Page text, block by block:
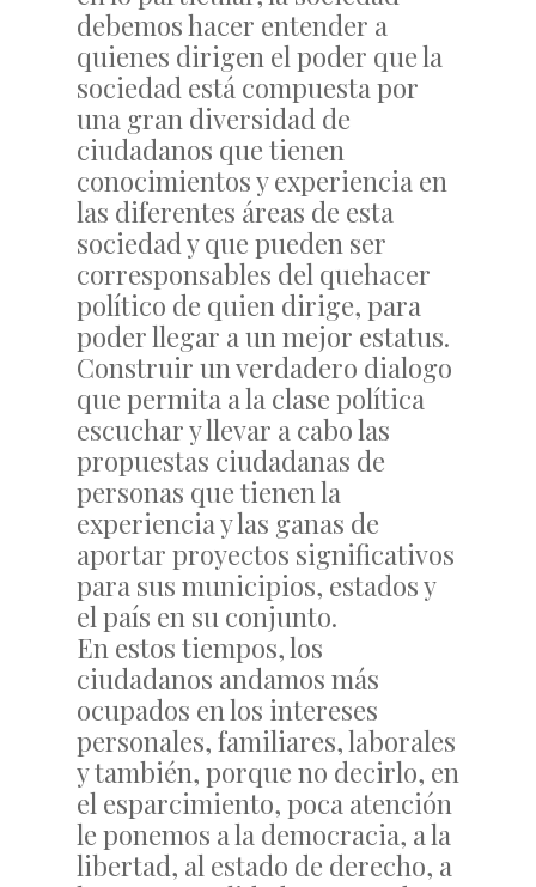
debemos hacer entender a
quienes dirigen el poder que la
sociedad está compuesta por
una gran diversidad de
ciudadanos que tienen
conocimientos y experiencia en
las diferentes áreas de esta
sociedad y que pueden ser
corresponsables del quehacer
político de quien dirige, para
poder llegar a un mejor estatus.
Construir un verdadero dialogo
que permita a la clase política
escuchar y llevar a cabo las
propuestas ciudadanas de
personas que tienen la
experiencia y las ganas de
aportar proyectos significativos
para sus municipios, estados y
el país en su conjunto.
En estos tiempos, los
ciudadanos andamos más
ocupados en los intereses
personales, familiares, laborales
y también, porque no decirlo, en
el esparcimiento, poca atención
le ponemos a la democracia, a la
libertad, al estado de derecho, a